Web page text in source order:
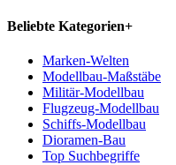
Beliebte Kategorien+
Marken-Welten
Modellbau-Maßstäbe
Militär-Modellbau
Flugzeug-Modellbau
Schiffs-Modellbau
Dioramen-Bau
Top Suchbegriffe